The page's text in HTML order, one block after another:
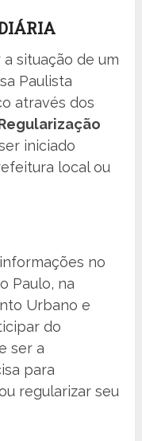
situação de um
Paulista
através dos
iniciado
local ou
no
Paulo, na
Urbano e
do
ser a
para
regularizar seu